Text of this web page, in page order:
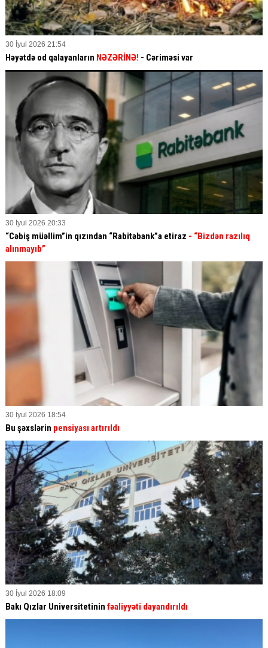
30 İyul 2026 21:54
Həyətdə od qalayanların NƏZƏRİNƏ! - Cəriməsi var
30 İyul 2026 20:33
“Cəbiş müəllim”in qızından “Rabitəbank”a etiraz - “Bizdən razılıq
alınmayıb”
30 İyul 2026 18:54
Bu şəxslərin pensiyası artırıldı
30 İyul 2026 18:09
Bakı Qızlar Universitetinin fəaliyyəti dayandırıldı